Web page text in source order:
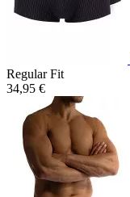
Regular Fit
34,95 €